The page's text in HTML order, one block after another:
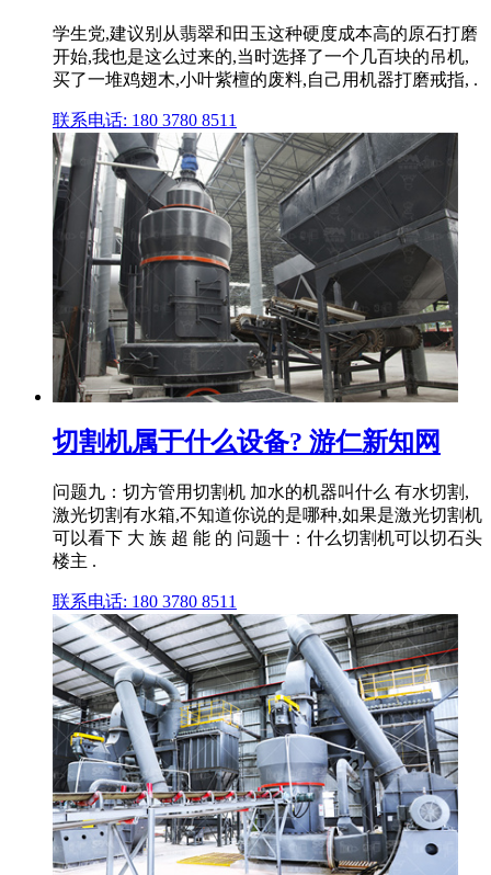
学生党,建议别从翡翠和田玉这种硬度成本高的原石打磨
开始,我也是这么过来的,当时选择了一个几百块的吊机,
买了一堆鸡翅木,小叶紫檀的废料,自己用机器打磨戒指, .
联系电话: 180 3780 8511
切割机属于什么设备? 游仁新知网
问题九：切方管用切割机 加水的机器叫什么 有水切割,
激光切割有水箱,不知道你说的是哪种,如果是激光切割机
可以看下 大 族 超 能 的 问题十：什么切割机可以切石头
楼主 .
联系电话: 180 3780 8511